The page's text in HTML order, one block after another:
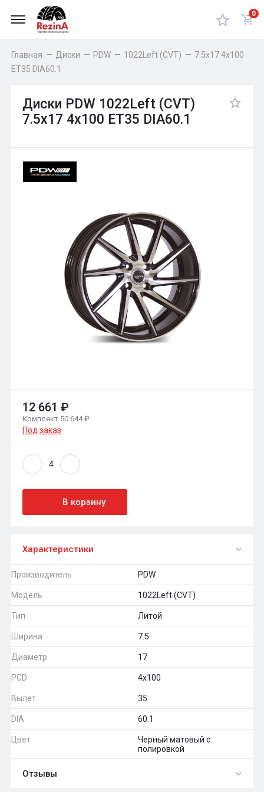
0
Главная — Диски — PDW — 1022Left (CVT) — 7.5x17 4x100
ET35 DIA60.1
Диски PDW 1022Left (CVT)
7.5x17 4x100 ET35 DIA60.1
12 661 ₽
Комплект 50 644 ₽
Под заказ
В корзину
Характеристики
Производитель PDW
Модель 1022Left (CVT)
Тип Литой
Ширина 7.5
Диаметр 17
PCD 4x100
Вылет 35
DIA 60.1
Цвет
Черный матовый с
полировкой
Отзывы